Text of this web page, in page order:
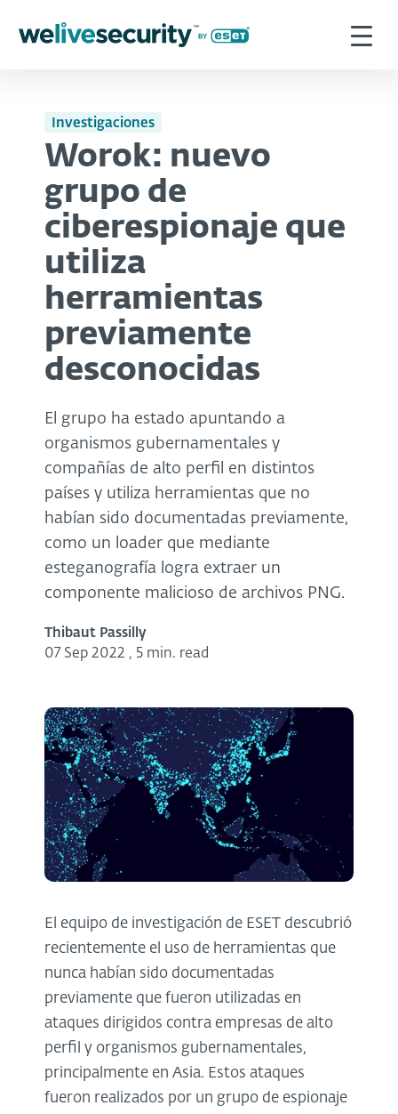
Investigaciones
Worok: nuevo
grupo de
ciberespionaje que
utiliza
herramientas
previamente
desconocidas
El grupo ha estado apuntando a
organismos gubernamentales y
compañías de alto perfil en distintos
países y utiliza herramientas que no
habían sido documentadas previamente,
como un loader que mediante
esteganografía logra extraer un
componente malicioso de archivos PNG.
Thibaut Passilly
07 Sep 2022 , 5 min. read
El equipo de investigación de ESET descubrió
recientemente el uso de herramientas que
nunca habían sido documentadas
previamente que fueron utilizadas en
ataques dirigidos contra empresas de alto
perfil y organismos gubernamentales,
principalmente en Asia. Estos ataques
fueron realizados por un grupo de espionaje